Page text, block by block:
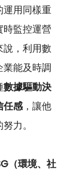
運用同樣重
時監控運營
說，利用數
能及時調
數據驅動決
任感，讓他
力。
（環境、社